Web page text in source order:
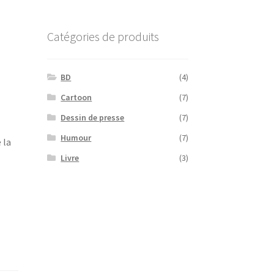
la
Catégories de produits
BD
(4)
Cartoon
(7)
Dessin de presse
(7)
Humour
(7)
Livre
(3)